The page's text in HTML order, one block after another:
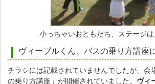
小っちゃいおともだち、ステージは
ヴィーブルくん、バスの乗り方講座
チラシには記載されていませんでしたが、会
の乗り方講座」が開催されていました。 ヴィ